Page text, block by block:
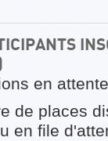
en
de places
en file